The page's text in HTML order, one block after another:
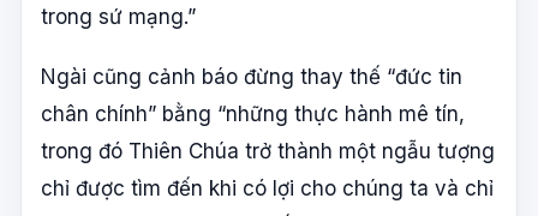
trong sứ mạng.”
Ngài cũng cảnh báo đừng thay thế “đức tin
chân chính” bằng “những thực hành mê tín,
trong đó Thiên Chúa trở thành một ngẫu tượng
chỉ được tìm đến khi có lợi cho chúng ta và chỉ